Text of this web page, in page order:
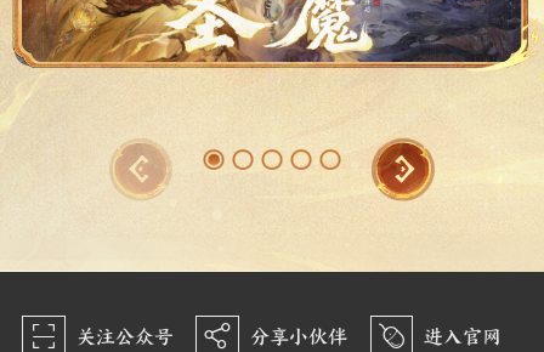
򰀁 关注公众号 򰀂 分享小伙伴 򰀄 进入官网